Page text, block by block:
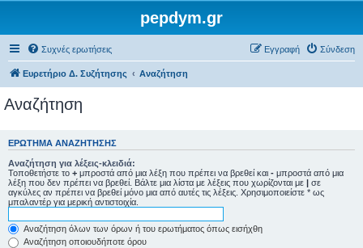
pepdym.gr
Συχνές ερωτήσεις Σύνδεση
Εγγραφή
Ευρετήριο Δ. Συζήτησης Αναζήτηση
Αναζήτηση
ΕΡΏΤΗΜΑ ΑΝΑΖΉΤΗΣΗΣ
Αναζήτηση για λέξεις-κλειδιά:
Τοποθετήστε το + μπροστά από μια λέξη που πρέπει να βρεθεί και - μπροστά από μια
λέξη που δεν πρέπει να βρεθεί. Βάλτε μια λίστα με λέξεις που χωρίζονται με | σε
αγκύλες αν πρέπει να βρεθεί μόνο μια από αυτές τις λέξεις. Χρησιμοποιείστε * ως
μπαλαντέρ για μερική αντιστοιχία.
Αναζήτηση όλων των όρων ή του ερωτήματος όπως εισήχθη
Αναζήτηση οποιουδήποτε όρου